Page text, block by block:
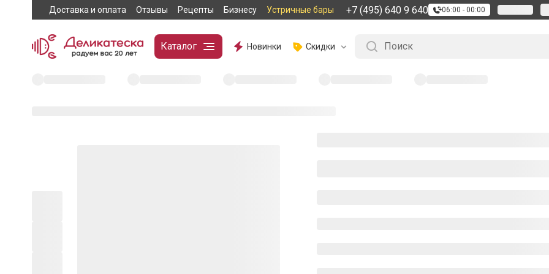
Доставка и оплата Отзывы Рецепты Бизнесу Устричные бары +7 (495) 640 9 640 06:00 - 00:00
Каталог Новинки Скидки